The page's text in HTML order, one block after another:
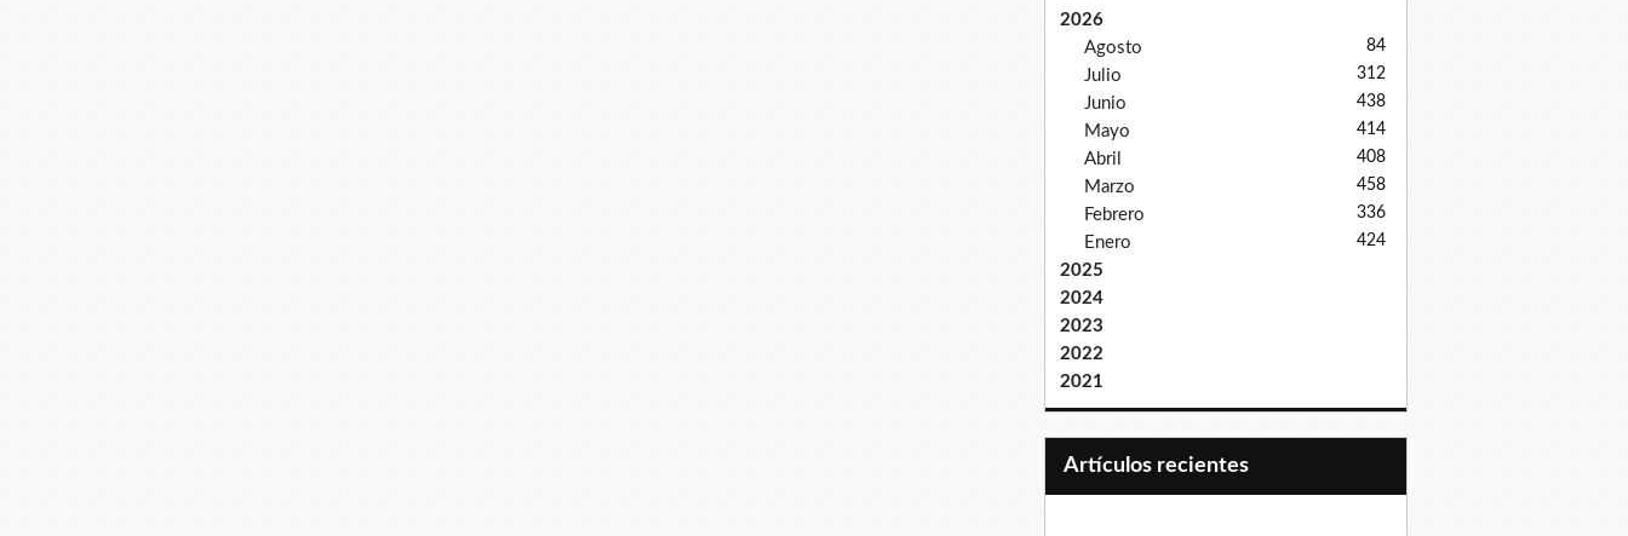
2026
Agosto
84
Julio 312
Junio 438
Mayo 414
Abril 408
Marzo 458
Febrero 336
Enero 424
2025
2024
2023
2022
2021
Artículos recientes